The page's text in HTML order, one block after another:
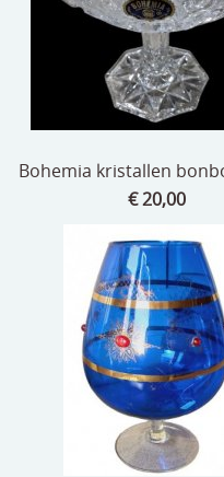
Bohemia kristallen
€ 20,00